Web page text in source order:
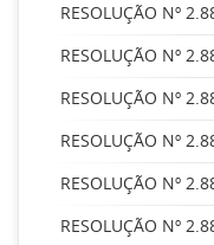
RESOLUÇÃO Nº
RESOLUÇÃO Nº
RESOLUÇÃO Nº
RESOLUÇÃO Nº
RESOLUÇÃO Nº
RESOLUÇÃO Nº